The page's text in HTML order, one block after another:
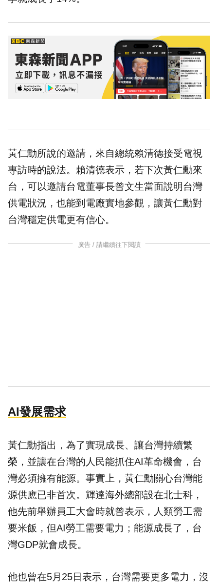
黃仁勳所說的邀請，來自總統賴清德接受電視
專訪時的說法。賴清德表示，若下次黃仁勳來
台，可以邀請台電董事長曾文生當面說明台灣
供電狀況，也能到電廠實地參觀，讓黃仁勳對
台灣穩定供電更有信心。
廣告 / 請繼續往下閱讀
AI發展需求
黃仁勳指出，為了實現成長、讓台灣持續繁
榮，並讓在台灣的人民能抓住AI革命機會，台
灣必須擁有能源。事實上，黃仁勳關心台灣能
源供應已非首次。輝達海外總部設在北士科，
他先前舉辦員工大會時就曾表示，人類勞工需
要米飯，但AI勞工需要電力；能源成長了，台
灣GDP就會成長。
他也曾在5月25日表示，台灣需要更多電力，沒